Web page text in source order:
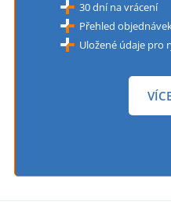
30 dní na vrácení
Přehled
Uložené údaje pro